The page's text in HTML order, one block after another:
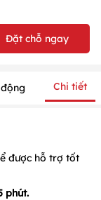
Đặt chỗ ngay
Chi tiết
được hỗ trợ tốt
phút.